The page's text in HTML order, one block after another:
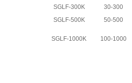
SGLF-300K
30-300
SGLF-500K
50-500
SGLF-1000K 100-1000